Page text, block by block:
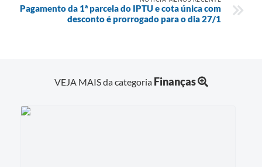
Pagamento da 1ª parcela do IPTU e cota única com
desconto é prorrogado para o dia 27/1
VEJA MAIS da categoria Finanças